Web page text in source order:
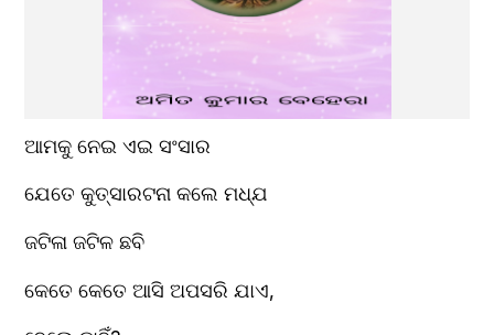
ଆମକୁ ନେଇ ଏଇ ସଂସାର
ଯେତେ କୁତ୍ସାରଟନା କଲେ ମଧ୍ଯ
ଜଟିଳା ଜଟିଳ ଛବି
କେତେ କେତେ ଆସି ଅପସରି ଯାଏ,